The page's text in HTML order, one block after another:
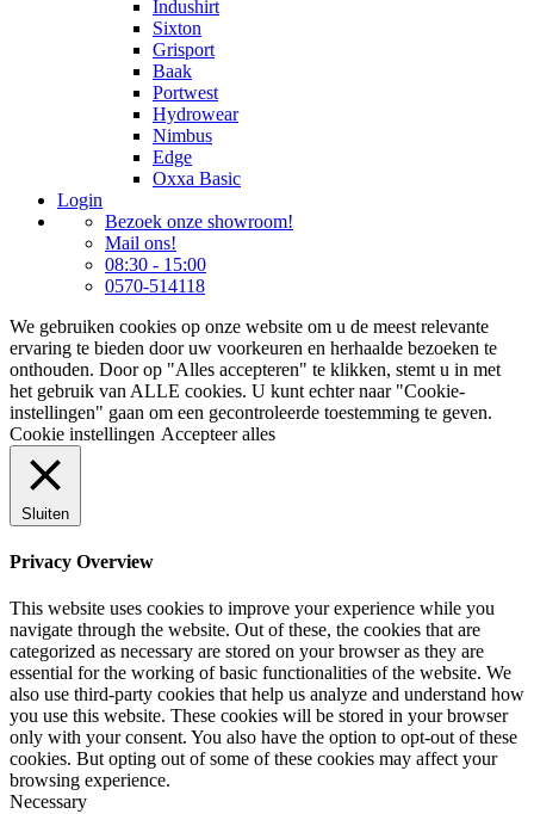
Indushirt
Sixton
Grisport
Baak
Portwest
Hydrowear
Nimbus
Edge
Oxxa Basic
Login
Bezoek onze showroom!
Mail ons!
08:30 - 15:00
0570-514118
We gebruiken cookies op onze website om u de meest relevante
ervaring te bieden door uw voorkeuren en herhaalde bezoeken te
onthouden. Door op "Alles accepteren" te klikken, stemt u in met
het gebruik van ALLE cookies. U kunt echter naar "Cookie-
instellingen" gaan om een gecontroleerde toestemming te geven.
Cookie instellingen Accepteer alles
Sluiten
Privacy Overview
This website uses cookies to improve your experience while you
navigate through the website. Out of these, the cookies that are
categorized as necessary are stored on your browser as they are
essential for the working of basic functionalities of the website. We
also use third-party cookies that help us analyze and understand how
you use this website. These cookies will be stored in your browser
only with your consent. You also have the option to opt-out of these
cookies. But opting out of some of these cookies may affect your
browsing experience.
Necessary